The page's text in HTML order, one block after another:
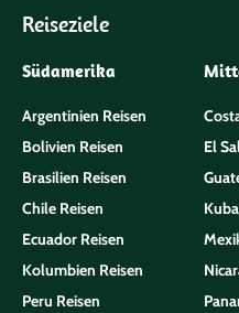
Reiseziele
Südamerika
Argentinien Reisen
Bolivien Reisen
Brasilien Reisen
Chile Reisen
Ecuador Reisen
Kolumbien Reisen
Peru Reisen
El